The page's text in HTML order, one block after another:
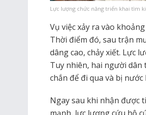
Lực lượng chức năng triển khai tìm
Vụ việc xảy ra vào
Thời điểm đó, sau trận
dâng cao, chảy xiết. Lực
Tuy nhiên, hai người dân
chắn để đi qua và bị
Ngay sau khi nhận được